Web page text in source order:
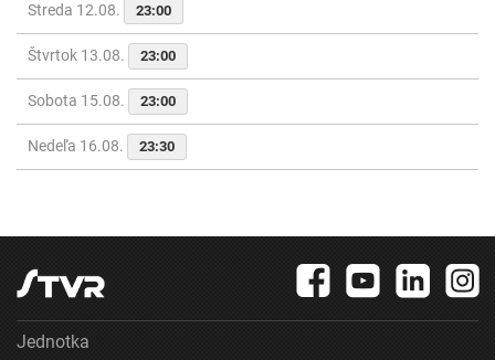
Streda 12.08. 23:00
Štvrtok 13.08. 23:00
Sobota 15.08. 23:00
Nedeľa 16.08. 23:30
Jednotka